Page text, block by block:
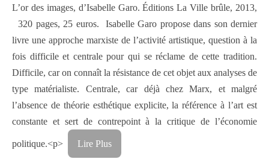
L’or des images, d’Isabelle Garo. Éditions La Ville brûle, 2013,
320 pages, 25 euros. Isabelle Garo propose dans son dernier
livre une approche marxiste de l’activité artistique, question à la
fois difficile et centrale pour qui se réclame de cette tradition.
Difficile, car on connaît la résistance de cet objet aux analyses de
type matérialiste. Centrale, car déjà chez Marx, et malgré
l’absence de théorie esthétique explicite, la référence à l’art est
constante et sert de contrepoint à la critique de l’économie
politique.<p> Lire Plus